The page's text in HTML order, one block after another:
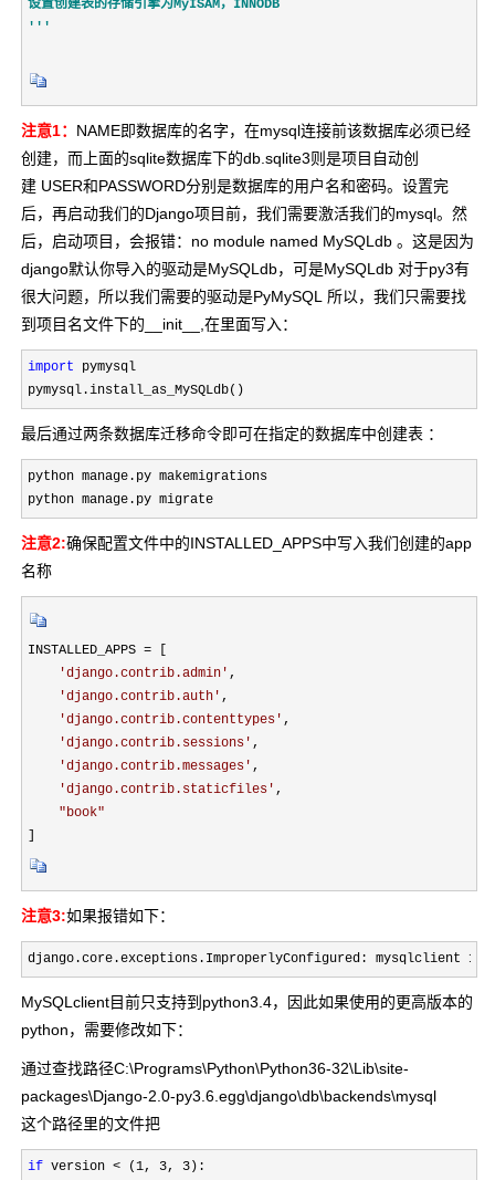
MyISAM
INNODB
'''
注意1： NAME即数据库的名字，在mysql连接前该数据库必须已经
创建，而上面的sqlite数据库下的db.sqlite3则是项目自动创
建 USER和PASSWORD分别是数据库的用户名和密码。设置完
后，再启动我们的Django项目前，我们需要激活我们的mysql。然
后，启动项目，会报错：no module named MySQLdb 。这是因为
django默认你导入的驱动是MySQLdb，可是MySQLdb 对于py3有
很大问题，所以我们需要的驱动是PyMySQL 所以，我们只需要找
到项目名文件下的__init__,在里面写入：
import pymysql
pymysql.install_as_MySQLdb()
最后通过两条数据库迁移命令即可在指定的数据库中创建表 ：
python manage.py makemigrations
python manage.py migrate
注意2:确保配置文件中的INSTALLED_APPS中写入我们创建的app
名称
INSTALLED_APPS = [
'django.contrib.admin ' ,
'django.contrib.auth ' ,
'django.contrib.contenttypes ' ,
'django.contrib.sessions ' ,
'django.contrib.messages ' ,
'django.contrib.staticfiles ' ,
" book"
]
注意3:如果报错如下：
django.core.exceptions.ImproperlyConfigured: mysqlclient
MySQLclient目前只支持到python3.4，因此如果使用的更高版本的
python，需要修改如下：
通过查找路径C:\Programs\Python\Python36-32\Lib\site-
packages\Django-2.0-py3.6.egg\django\db\backends\mysql
这个路径里的文件把
if version < (1, 3, 3):